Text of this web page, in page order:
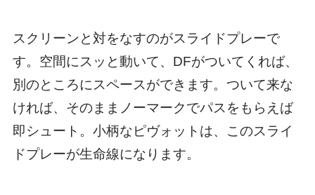
スクリーンと対をなすのがスライドプレーで
す。空間にスッと動いて、DFがついてくれば、
別のところにスペースができます。ついて来な
ければ、そのままノーマークでパスをもらえば
即シュート。小柄なピヴォットは、このスライ
ドプレーが生命線になります。